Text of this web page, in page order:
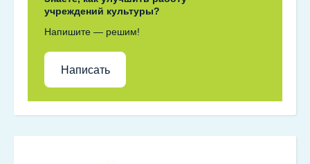
учреждений культуры?
Напишите — решим!
Написать